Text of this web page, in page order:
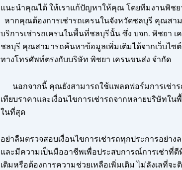
แนะนำคุณได้ ให้เราแก้ปัญหาให้คุณ โดยทีมงานพิชย
หากคุณต้องการเช่ารถเครนในจังหวัดชลบุรี คุณสา
บริการเช่ารถเครนในพื้นที่ชลบุรีนั้น ซึ่ง บจก. พิชยา
ชลบุรี คุณสามารถค้นหาข้อมูลเพิ่มเติมได้จากเว็บไซ
ทางโทรศัพท์ตรงกับบริษัท พิชยา เครนขนส่ง จำกัด
นอกจากนี้ คุณยังสามารถใช้แพลตฟอร์มการเช่าร
เทียบราคาและเงื่อนไขการเช่ารถจากหลายบริษัท
ในที่สุด
อย่าลืมตรวจสอบเงื่อนไขการเช่ารถทุกประการอย่า
และมีความเป็นมืออาชีพเพื่อประสบการณ์การเช่าที่
เติมหรือต้องการความช่วยเหลือเพิ่มเติม ไม่ลังเลที่จ